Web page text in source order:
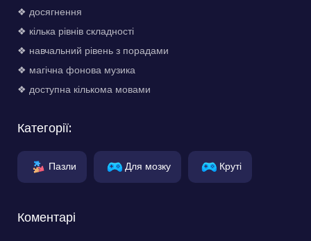
❖ досягнення
❖ кілька рівнів складності
❖ навчальний рівень з порадами
❖ магічна фонова музика
❖ доступна кількома мовами
Категорії:
Пазли Для мозку Круті
Коментарі